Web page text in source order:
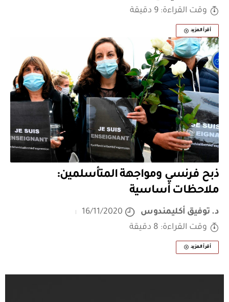
وقت القراءة: 9 دقيقة
أقرأ المزيد
ذبح فرنسي ومواجهة المتأسلمين:
ملاحظات أساسية
د. توفيق أكليمندوس
16/11/2020
وقت القراءة: 8 دقيقة
أقرأ المزيد